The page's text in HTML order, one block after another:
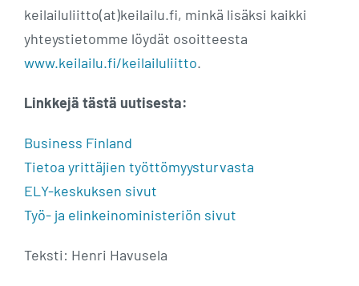
keilailuliitto(at)keilailu.fi, minkä lisäksi kaikki
yhteystietomme löydät osoitteesta
www.keilailu.fi/keilailuliitto.
Linkkejä tästä uutisesta:
Business Finland
Tietoa yrittäjien työttömyysturvasta
ELY-keskuksen sivut
Työ- ja elinkeinoministeriön sivut
Teksti: Henri Havusela